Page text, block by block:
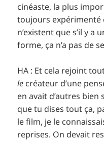
cinéaste, la plus
toujours expérimenté
n’existent que s’il y a
forme, ça n’a pas de
HA : Et cela rejoint
le créateur d’une
en avait d’autres bien
que tu dises tout ça,
le film, je le
reprises. On devait